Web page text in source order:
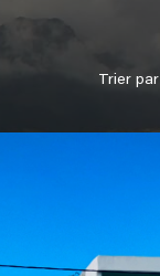
Trier par